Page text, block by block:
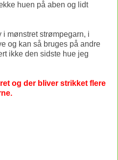
huen på aben og lidt
mønstret strømpegarn, i
og kan så bruges på andre
ikke den sidste hue jeg
og der bliver strikket flere